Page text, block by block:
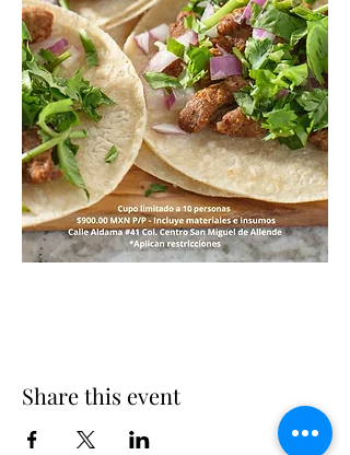
Share this event